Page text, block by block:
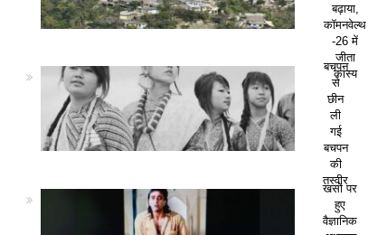
बढ़ाया,
कॉमनवेल्थ
-26 में
जीता
कांस्य
बचपन
से
छीन
ली
गई
बचपन
की
तस्वीर
खसों पर
हुए
वैज्ञानिक